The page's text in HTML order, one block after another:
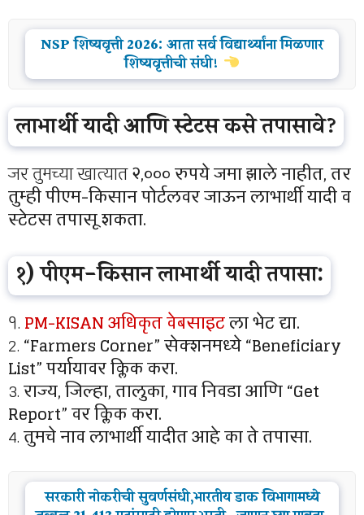
NSP शिष्यवृत्ती 2026: आता सर्व विद्यार्थ्यांना मिळणार
शिष्यवृत्तीची संधी!
लाभार्थी यादी आणि स्टेटस कसे तपासावे?
जर तुमच्या खात्यात२,००० रुपये जमा झाले नाहीत, तर
तुम्ही पीएम-किसान पोर्टलवर जाऊन लाभार्थी यादी व
स्टेटस तपासू शकता.
१) पीएम-किसान लाभार्थी यादी तपासा:
१. PM-KISAN अधिकृत वेबसाइटला भेट द्या.
2. “Farmers Corner” सेक्शनमध्ये “Beneficiary
List” पर्यायावर क्लिक करा.
3.राज्य, जिल्हा, तालुका, गाव निवडा आणि “Get
Report” वर क्लिक करा.
4.तुमचे नाव लाभार्थी यादीत आहे का ते तपासा.
सरकारी नोकरीची सुवर्णसंधी,भारतीय डाक विभागामध्ये